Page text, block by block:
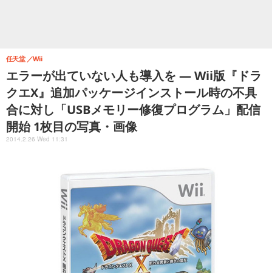
エラーが出ていない人も導入を ― Wii版『ドラ
クエX』追加パッケージインストール時の不具
合に対し「USBメモリー修復プログラム」配信
開始 1枚目の写真・画像
任天堂 Wii
2014.2.26 Wed 11:31